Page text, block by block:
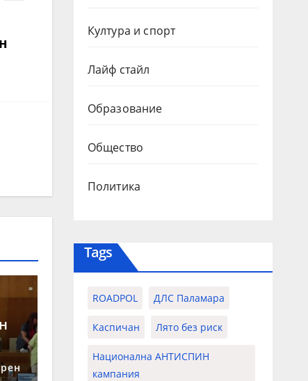
Култура и спорт
Лайф стайл
Образование
Общество
Политика
Tags
ROADPOL ДЛС Паламара
Каспичан Лято без риск
Национална АНТИСПИН
кампания